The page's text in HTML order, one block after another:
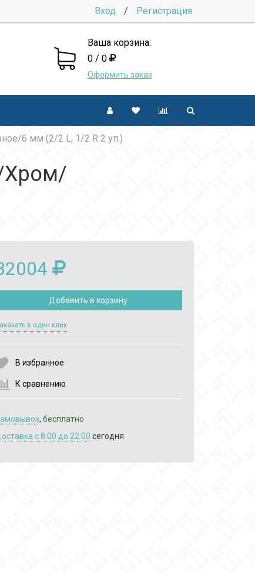
Вход / Регистрация
Ваша корзина:
0 / 0
Оформить заказ
6 мм (2/2 L, 1/2 R 2 уп.)
Хром/
Добавить в корзину
в один клик
В избранное
К сравнению
, бесплатно
c 8:00 до 22:00 сегодня